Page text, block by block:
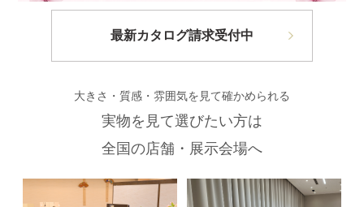
最新カタログ請求受付中
大きさ・質感・雰囲気を見て確かめられる
実物を見て選びたい方は
全国の店舗・展示会場へ